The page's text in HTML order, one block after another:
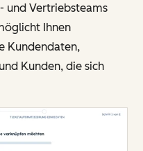
und Vertriebsteams
Ihnen
Kundendaten,
Kunden, die sich